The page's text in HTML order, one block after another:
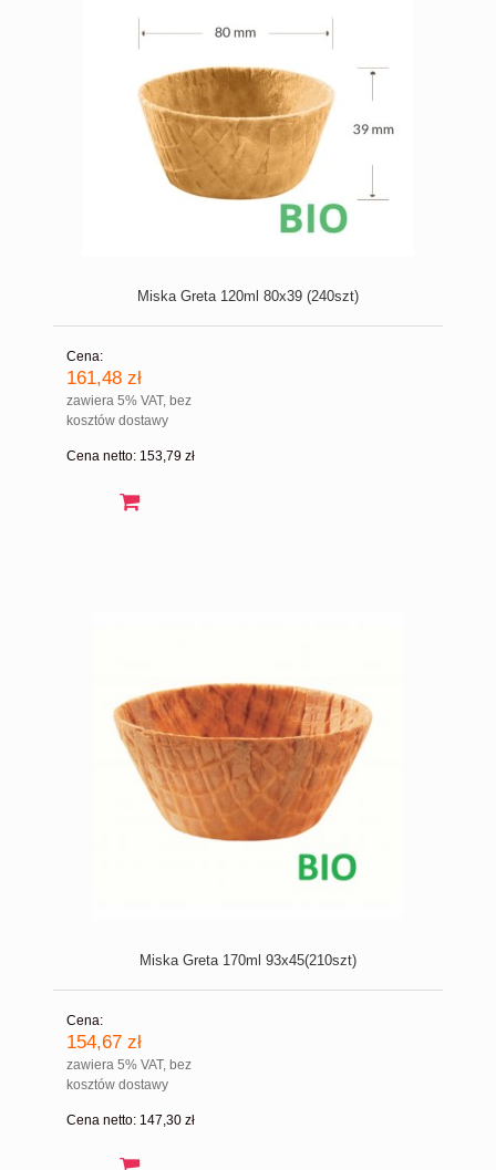
Miska Greta 120ml 80x39 (240szt)
Cena:
161,48 zł
zawiera 5% VAT, bez
kosztów dostawy
Cena netto: 153,79 zł
Miska Greta 170ml 93x45(210szt)
Cena:
154,67 zł
zawiera 5% VAT, bez
kosztów dostawy
Cena netto: 147,30 zł